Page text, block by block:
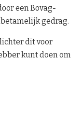
een Bovag-
gedrag.
dit voor
kunt doen om